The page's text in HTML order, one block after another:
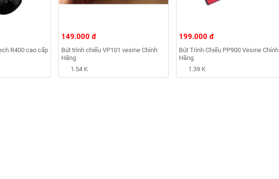
R400 cao cấp
149.000 đ
Bút trình chiếu VP101 vesine Chính
Hãng
1.54 K
199.000 đ
Bút Trình Chiếu PP900 Vesine Chính
Hãng
1.39 K